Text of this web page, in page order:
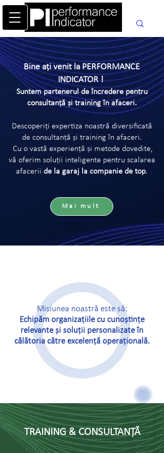
Bine ați venit la PERFORMANCE
INDICATOR !
Suntem partenerul de încredere pentru
consultanță și training în afaceri.
Descoperiți expertiza noastră diversificată
de consultanță și training în afaceri.
Cu o vastă experiență și metode dovedite,
vă oferim soluții inteligente pentru scalarea
afacerii de la garaj la companie de top.
Mai mult
Misiunea noastră este să:
Echipăm organizațiile cu cunoștințe
relevante și soluții personalizate în
călătoria către excelență operațională.
TRAINING & CONSULTANȚĂ